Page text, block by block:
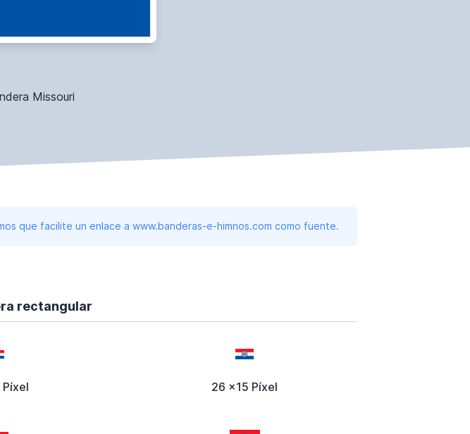
Missouri
que facilite un enlace a www.banderas-e-himnos.com como fuente.
rectangular
Píxel 26 x15 Píxel